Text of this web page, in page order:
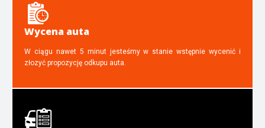
Wycena auta
W ciągu nawet 5 minut jesteśmy w stanie wstępnie wycenić i
złozyć propozycję odkupu auta.